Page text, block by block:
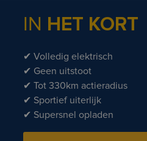
IN HET KORT
✔ Volledig elektrisch
✔ Geen uitstoot
✔ Tot 330km actieradius
✔ Sportief uiterlijk
✔ Supersnel opladen